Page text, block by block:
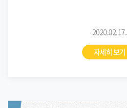
2020.02.17.
자세히 보기